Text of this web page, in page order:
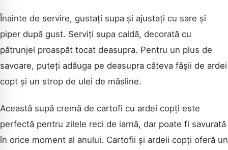
Înainte de servire, gustați supa și ajustați cu sare și
piper după gust. Serviți supa caldă, decorată cu
pătrunjel proaspăt tocat deasupra. Pentru un plus de
savoare, puteți adăuga pe deasupra câteva fâșii de ardei
copt și un strop de ulei de măsline.
Această supă cremă de cartofi cu ardei copți este
perfectă pentru zilele reci de iarnă, dar poate fi savurată
în orice moment al anului. Cartofii și ardeii copți oferă un